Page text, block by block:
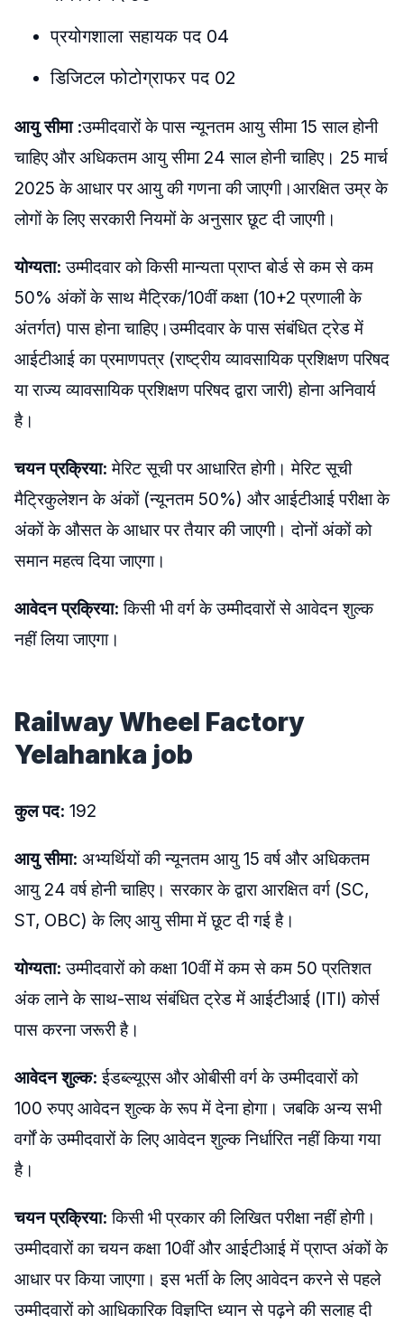
प्रयोगशाला सहायक पद 04
डिजिटल फोटोग्राफर पद 02
आयु सीमा :उम्मीदवारों के पास न्यूनतम आयु सीमा 15 साल होनी
चाहिए और अधिकतम आयु सीमा 24 साल होनी चाहिए। 25 मार्च
2025 के आधार पर आयु की गणना की जाएगी।आरक्षित उम्र के
लोगों के लिए सरकारी नियमों के अनुसार छूट दी जाएगी।
योग्यता: उम्मीदवार को किसी मान्यता प्राप्त बोर्ड से कम से कम
50% अंकों के साथ मैट्रिक/10वीं कक्षा (10+2 प्रणाली के
अंतर्गत) पास होना चाहिए।उम्मीदवार के पास संबंधित ट्रेड में
आईटीआई का प्रमाणपत्र (राष्ट्रीय व्यावसायिक प्रशिक्षण परिषद
या राज्य व्यावसायिक प्रशिक्षण परिषद द्वारा जारी) होना अनिवार्य
है।
चयन प्रक्रिया: मेरिट सूची पर आधारित होगी। मेरिट सूची
मैट्रिकुलेशन के अंकों (न्यूनतम 50%) और आईटीआई परीक्षा के
अंकों के औसत के आधार पर तैयार की जाएगी। दोनों अंकों को
समान महत्व दिया जाएगा।
आवेदन प्रक्रिया: किसी भी वर्ग के उम्मीदवारों से आवेदन शुल्क
नहीं लिया जाएगा।
Railway Wheel Factory
Yelahanka job
कुल पद: 192
आयु सीमा: अभ्यर्थियों की न्यूनतम आयु 15 वर्ष और अधिकतम
आयु 24 वर्ष होनी चाहिए। सरकार के द्वारा आरक्षित वर्ग (SC,
ST, OBC) के लिए आयु सीमा में छूट दी गई है।
योग्यता: उम्मीदवारों को कक्षा 10वीं में कम से कम 50 प्रतिशत
अंक लाने के साथ-साथ संबंधित ट्रेड में आईटीआई (ITI) कोर्स
पास करना जरूरी है।
आवेदन शुल्क: ईडब्ल्यूएस और ओबीसी वर्ग के उम्मीदवारों को
100 रुपए आवेदन शुल्क के रूप में देना होगा। जबकि अन्य सभी
वर्गों के उम्मीदवारों के लिए आवेदन शुल्क निर्धारित नहीं किया गया
है।
चयन प्रक्रिया: किसी भी प्रकार की लिखित परीक्षा नहीं होगी।
उम्मीदवारों का चयन कक्षा 10वीं और आईटीआई में प्राप्त अंकों के
आधार पर किया जाएगा। इस भर्ती के लिए आवेदन करने से पहले
उम्मीदवारों को आधिकारिक विज्ञप्ति ध्यान से पढ़ने की सलाह दी